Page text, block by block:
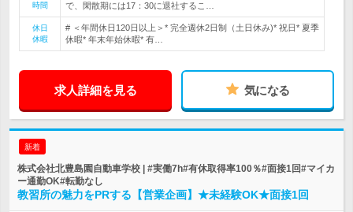
時間
で、閑散期には17：30に退社するこ…
休日
休暇
# ＜年間休日120日以上＞* 完全週休2日制（土日休み)* 祝日* 夏季
休暇* 年末年始休暇* 有…
求人詳細を見る 気になる
新着
株式会社北豊島園自動車学校 | #実働7h#有休取得率100％#面接1回#マイカ
ー通勤OK#転勤なし
教習所の魅力をPRする【営業企画】★未経験OK★面接1回